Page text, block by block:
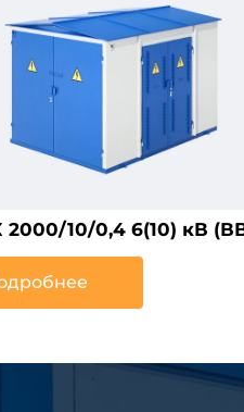
10/0,4 6(10) кВ